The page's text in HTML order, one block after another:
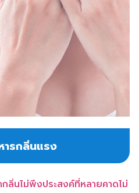
ารกลิ่นแรง
ลิ่นไม่พึงประสงค์ที่หลายคาดไม่